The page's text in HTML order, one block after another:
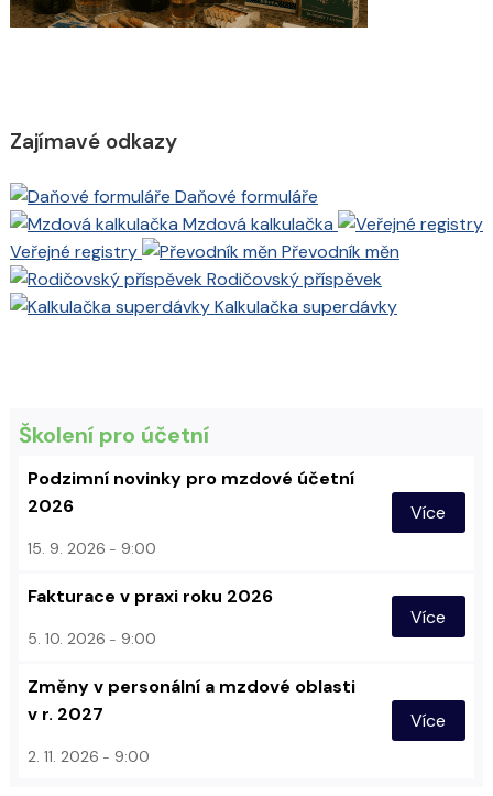
Zajímavé odkazy
Daňové formuláře
Mzdová kalkulačka
Veřejné registry
Převodník měn
Rodičovský příspěvek
Kalkulačka superdávky
Školení pro účetní
Podzimní novinky pro mzdové účetní
2026
15. 9. 2026 9:00
Více
Fakturace v praxi roku 2026
5. 10. 2026 9:00
Více
Změny v personální a mzdové oblasti
v r. 2027
2. 11. 2026 9:00
Více